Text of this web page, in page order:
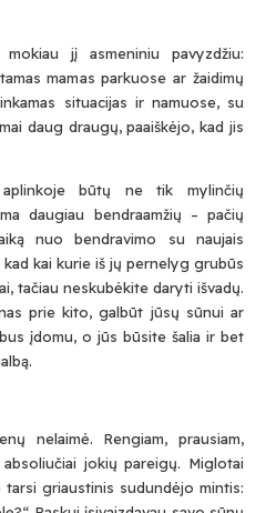
mokiau jį asmeniniu pavyzdžiu:
mamas parkuose ar žaidimų
situacijas ir namuose, su
daug draugų, paaiškėjo, kad jis
aplinkoje būtų ne tik mylinčių
daugiau bendraamžių – pačių
nuo bendravimo su naujais
kai kurie iš jų pernelyg grubūs
tačiau neskubėkite daryti išvadų.
prie kito, galbūt jūsų sūnui ar
įdomu, o jūs būsite šalia ir bet
nelaimė. Rengiam, prausiam,
jokių pareigų. Miglotai
tarsi griaustinis sudundėjo mintis: